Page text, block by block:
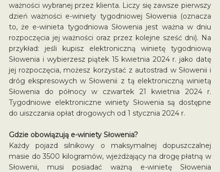
ważności wybranej przez klienta. Liczy się zawsze pierwszy
dzień ważności e-winiety tygodniowej Słowenia (oznacza
to, że e-winieta tygodniowa Słowenia jest ważna w dniu
rozpoczęcia jej ważności oraz przez kolejne sześć dni). Na
przykład: jeśli kupisz elektroniczną winietę tygodniową
Słowenia i wybierzesz piątek 15 kwietnia 2024 r. jako datę
jej rozpoczęcia, możesz korzystać z autostrad w Słowenii i
dróg ekspresowych w Słowenii z tą elektroniczną winietą
Słowenia do północy w czwartek 21 kwietnia 2024 r.
Tygodniowe elektroniczne winiety Słowenia są dostępne
do uiszczania opłat drogowych od 1 stycznia 2024 r.
Gdzie obowiązują e-winiety Słowenia?
Każdy pojazd silnikowy o maksymalnej dopuszczalnej
masie do 3500 kilogramów, wjeżdżający na drogę płatną w
Słowenii, musi posiadać ważną e-winietę Słowenia